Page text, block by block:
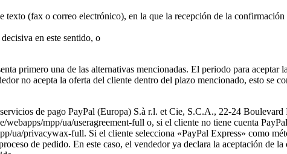
(fax o correo electrónico), en la que la recepción de la confirmación
en este sentido, o
primero una de las alternativas mencionadas. El periodo para aceptar
no acepta la oferta del cliente dentro del plazo mencionado, esto se
de pago PayPal (Europa) S.à r.l. et Cie, S.C.A., 22-24
mpp/ua/useragreement-full o, si el cliente no tiene cuenta
ua/privacywax-full. Si el cliente selecciona «PayPal Express» como
de pedido. En este caso, el vendedor ya declara la aceptación de